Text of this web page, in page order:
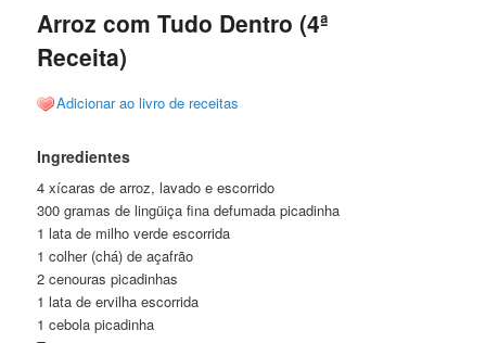
Arroz com Tudo Dentro (4ª
Receita)
Adicionar ao livro de receitas
Ingredientes
4 xícaras de arroz, lavado e escorrido
300 gramas de lingüiça fina defumada picadinha
1 lata de milho verde escorrida
1 colher (chá) de açafrão
2 cenouras picadinhas
1 lata de ervilha escorrida
1 cebola picadinha